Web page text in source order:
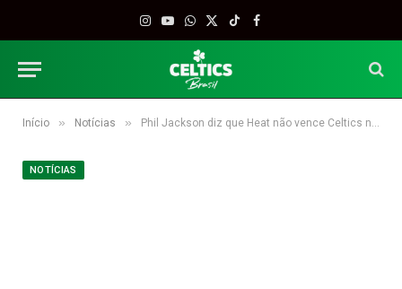
Instagram
YouTube
WhatsApp
X
TikTokFacebook
Início » Notícias » Phil Jackson diz que Heat não vence Celtics nos playoffs
NOTÍCIAS